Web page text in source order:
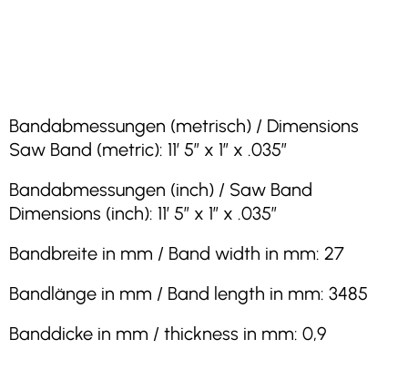
Bandabmessungen (metrisch) / Dimensions
Saw Band (metric): 11′ 5″ x 1″ x .035″
Bandabmessungen (inch) / Saw Band
Dimensions (inch): 11′ 5″ x 1″ x .035″
Bandbreite in mm / Band width in mm: 27
Bandlänge in mm / Band length in mm: 3485
Banddicke in mm / thickness in mm: 0,9